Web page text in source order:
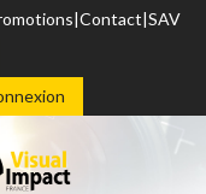
Contact SAV